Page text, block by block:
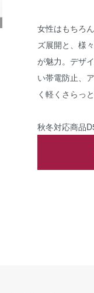
女性はもちろ
ズ展開と、様
が魅力。デザ
い帯電防止、
く軽くさらっ
秋冬対応商品